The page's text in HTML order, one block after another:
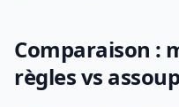
Comparaison :
règles vs